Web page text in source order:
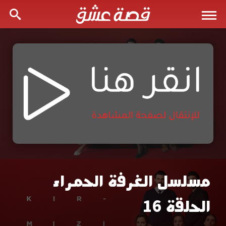
مسلسل
الغرفة
مسلسل الغرفة الحمراء
الحلقة 16